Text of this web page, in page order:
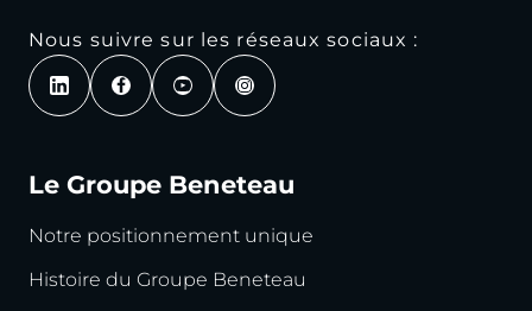
Nous suivre sur les réseaux sociaux :
Le Groupe Beneteau
Notre positionnement unique
Histoire du Groupe Beneteau